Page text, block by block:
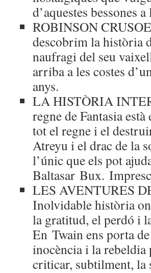
d’aquestes bessones
ROBINSON
descobrim la història
naufragi del seu
arriba a les costes
anys.
LA HISTÒRIA
regne de Fantasia
tot el regne i el
Atreyu i el drac de la
l’únic que els pot
Baltasar Bux.
LES AVENTURES
Inolvidable història
la gratitud, el perdó i
En Twain ens porta
inocència i la rebeldia
criticar, subtilment, la